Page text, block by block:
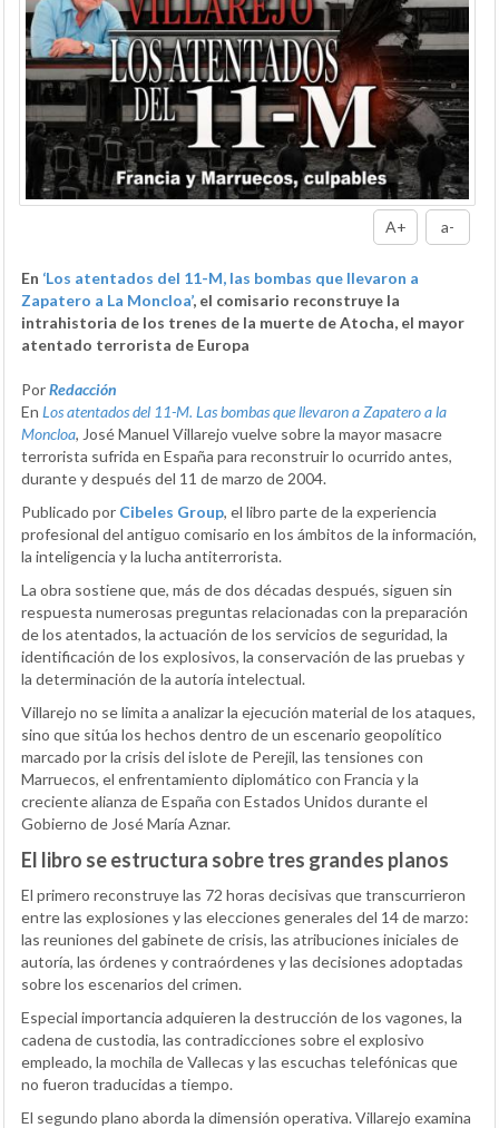
A+ a-
En ‘Los atentados del 11-M, las bombas que llevaron a
Zapatero a La Moncloa’, el comisario reconstruye la
intrahistoria de los trenes de la muerte de Atocha, el mayor
atentado terrorista de Europa
PorRedacción
En Los atentados del 11-M. Las bombas que llevaron a Zapatero a la
Moncloa, José Manuel Villarejo vuelve sobre la mayor masacre
terrorista sufrida en España para reconstruir lo ocurrido antes,
durante y después del 11 de marzo de 2004.
Publicado por Cibeles Group, el libro parte de la experiencia
profesional del antiguo comisario en los ámbitos de la información,
la inteligencia y la lucha antiterrorista.
La obra sostiene que, más de dos décadas después, siguen sin
respuesta numerosas preguntas relacionadas con la preparación
de los atentados, la actuación de los servicios de seguridad, la
identificación de los explosivos, la conservación de las pruebas y
la determinación de la autoría intelectual.
Villarejo no se limita a analizar la ejecución material de los ataques,
sino que sitúa los hechos dentro de un escenario geopolítico
marcado por la crisis del islote de Perejil, las tensiones con
Marruecos, el enfrentamiento diplomático con Francia y la
creciente alianza de España con Estados Unidos durante el
Gobierno de José María Aznar.
El libro se estructura sobre tres grandes planos
El primero reconstruye las 72 horas decisivas que transcurrieron
entre las explosiones y las elecciones generales del 14 de marzo:
las reuniones del gabinete de crisis, las atribuciones iniciales de
autoría, las órdenes y contraórdenes y las decisiones adoptadas
sobre los escenarios del crimen.
Especial importancia adquieren la destrucción de los vagones, la
cadena de custodia, las contradicciones sobre el explosivo
empleado, la mochila de Vallecas y las escuchas telefónicas que
no fueron traducidas a tiempo.
El segundo plano aborda la dimensión operativa. Villarejo examina